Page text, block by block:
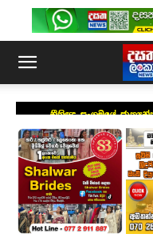
නීතිඥ සංගමයේ